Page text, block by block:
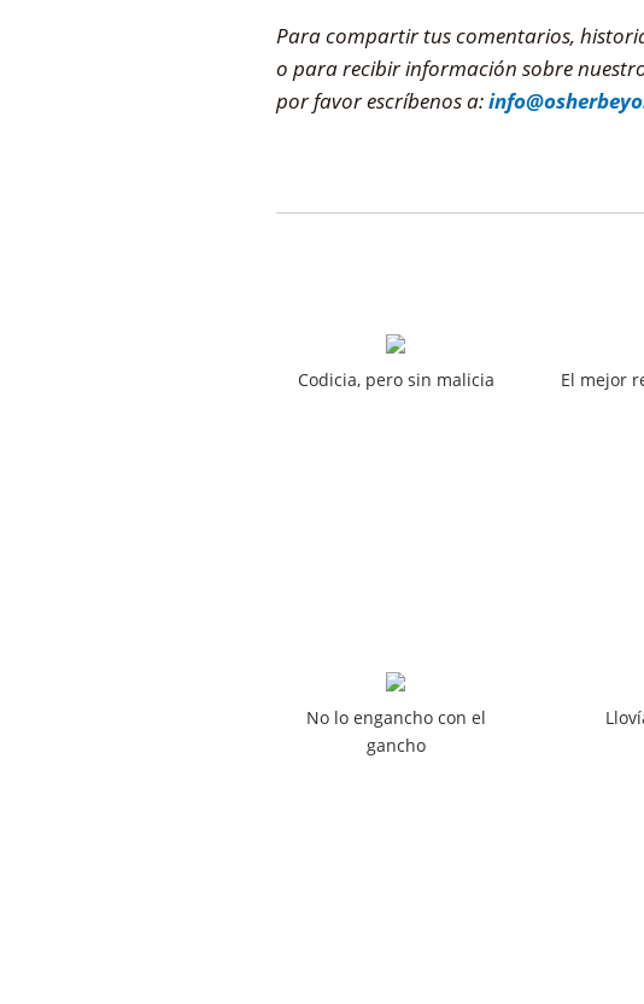
Para compartir tus comentarios,
o para recibir información sobre
por favor escríbenos a:
Codicia, pero sin malicia El mejor
No lo engancho con el
gancho